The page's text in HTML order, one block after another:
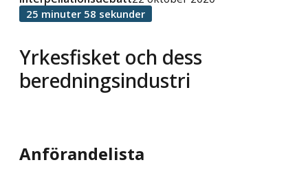
Yrkesfisket och dess
beredningsindustri
25 minuter 58 sekunder
Anförandelista